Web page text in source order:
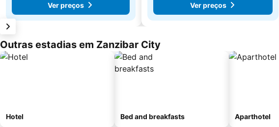
Ver preços
Ver preços
Outras estadias em Zanzibar City
Hotel Bed and breakfasts Aparthotel